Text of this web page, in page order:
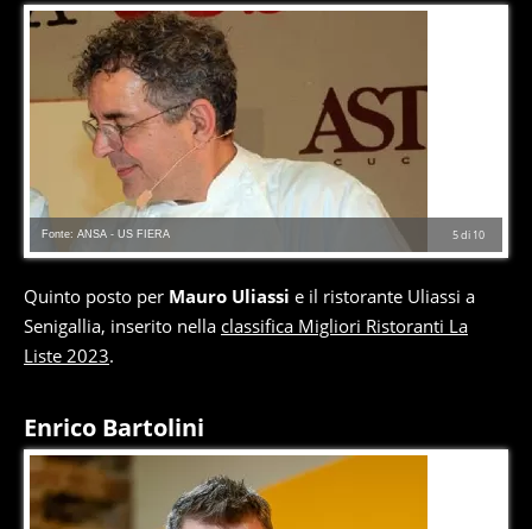
5di 10
Fonte: ANSA - US FIERA
Quinto posto per Mauro Uliassi e il ristorante Uliassi a
Senigallia, inserito nella classifica Migliori Ristoranti La
Liste 2023.
Enrico Bartolini